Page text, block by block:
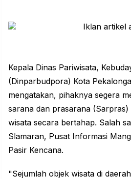
Kepala Dinas Pariwisata,
(Dinparbudpora) Kota
mengatakan, pihaknya segera
sarana dan prasarana
wisata secara bertahap. Salah
Slamaran, Pusat Informasi
Pasir Kencana.
"Sejumlah objek wisata di